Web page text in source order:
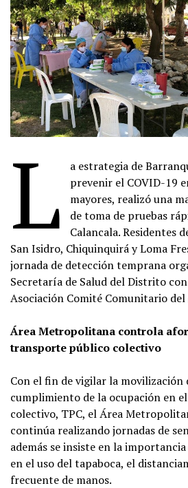
L
a estrategia de
prevenir el COVID-19
mayores, realizó una
de toma de pruebas
Calancala. Residentes
San Isidro, Chiquinquirá y Loma
jornada de detección temprana
Secretaría de Salud del Distrito
Asociación Comité Comunitario
Área Metropolitana controla
transporte público colectivo
Con el fin de vigilar la movilización
cumplimiento de la ocupación en
colectivo, TPC, el Área
continúa realizando jornadas de
además se insiste en la
en el uso del tapaboca, el
frecuente de manos.